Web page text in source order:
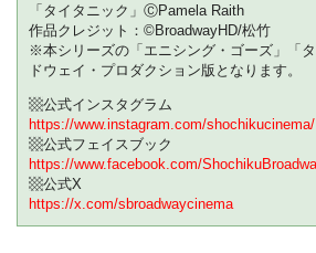
「タイタニック」ⒸPamela Raith
作品クレジット：©BroadwayHD/松竹
※本シリーズの「エニシング・ゴーズ」「
ドウェイ・プロダクション版となります。
▩公式インスタグラム
https://www.instagram.com/shochikucinema/
▩公式フェイスブック
https://www.facebook.com/
▩公式X
https://x.com/sbroadwaycinema